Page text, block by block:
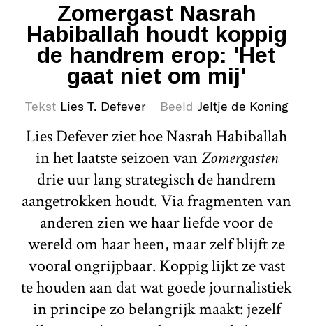
Zomergast Nasrah
Habiballah houdt koppig
de handrem erop: 'Het
gaat niet om mij'
Tekst Lies T. Defever Beeld Jeltje de Koning
Lies Defever ziet hoe Nasrah Habiballah
in het laatste seizoen vanZomergasten
drie uur lang strategisch de handrem
aangetrokken houdt. Via fragmenten van
anderen zien we haar liefde voor de
wereld om haar heen, maar zelf blijft ze
vooral ongrijpbaar. Koppig lijkt ze vast
te houden aan dat wat goede journalistiek
in principe zo belangrijk maakt: jezelf